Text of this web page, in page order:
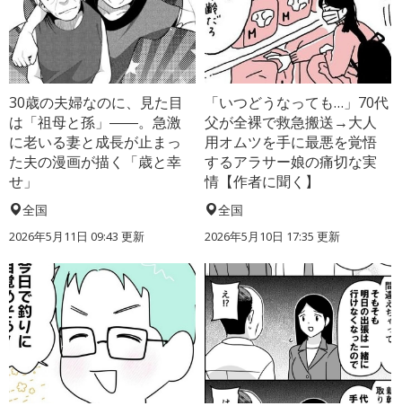
30歳の夫婦なのに、見た目
は「祖母と孫」――。急激
に老いる妻と成長が止まっ
た夫の漫画が描く「歳と幸
せ」
全国
2026年5月11日 09:43 更新
「いつどうなっても…」70代
父が全裸で救急搬送→大人
用オムツを手に最悪を覚悟
するアラサー娘の痛切な実
情【作者に聞く】
全国
2026年5月10日 17:35 更新